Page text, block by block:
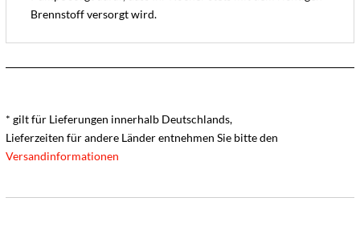
Brennstoff versorgt wird.
* gilt für Lieferungen innerhalb Deutschlands,
Lieferzeiten für andere Länder entnehmen Sie bitte den
Versandinformationen